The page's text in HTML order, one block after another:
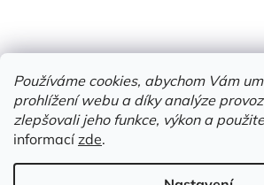
Používáme cookies, abychom Vám
prohlížení webu a díky analýze
zlepšovali jeho funkce, výkon a
informacízde.
Vytvořil Shoptet